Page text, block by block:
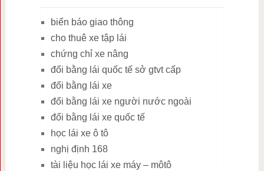
biển báo giao thông
cho thuê xe tập lái
chứng chỉ xe nâng
đổi bằng lái quốc tế sở gtvt cấp
đổi bằng lái xe
đổi bằng lái xe người nước ngoài
đổi bằng lái xe quốc tế
học lái xe ô tô
nghị định 168
tài liệu học lái xe máy – môtô